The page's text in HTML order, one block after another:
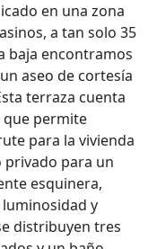
en una zona
a tan solo 35
baja encontramos
aseo de cortesía
terraza cuenta
que permite
para la vivienda
privado para un
esquinera,
y
distribuyen tres